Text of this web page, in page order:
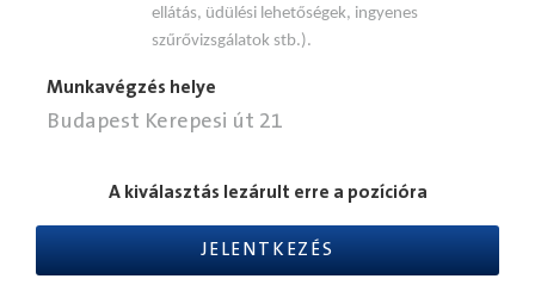
ellátás, üdülési lehetőségek, ingyenes
szűrővizsgálatok stb.).
Munkavégzés helye
Budapest Kerepesi út 21
A kiválasztás lezárult erre a pozícióra
JELENTKEZÉS